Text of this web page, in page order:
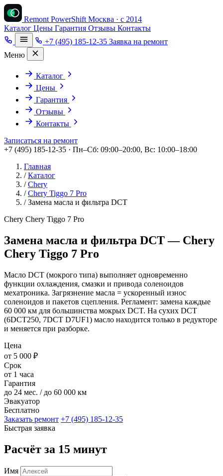
Remont PowerShift Москва · с 2014
Каталог Цены Гарантия Отзывы Контакты
+7 (495) 185-12-35 Заявка на ремонт
Меню
Каталог
Цены
Гарантия
Отзывы
Контакты
Записаться на ремонт
+7 (495) 185-12-35 · Пн–Сб: 09:00–20:00, Вс: 10:00–18:00
Главная
/ Каталог
/ Chery
/ Chery Tiggo 7 Pro
/ Замена масла и фильтра DCT
Chery Chery Tiggo 7 Pro
Замена масла и фильтра DCT — Chery
Chery Tiggo 7 Pro
Масло DCT (мокрого типа) выполняет одновременно
функции охлаждения, смазки и привода соленоидов
мехатроника. Загрязнение масла = ускоренный износ
соленоидов и пакетов сцепления. Регламент: замена каждые
60 000 км для большинства мокрых DCT. На сухих DCT
(6DCT250, 7DCT D7UF1) масло находится только в редукторе
и меняется при разборке.
Цена
от 5 000 ₽
Срок
от 1 часа
Гарантия
до 24 мес. / до 60 000 км
Эвакуатор
Бесплатно
Заказать ремонт +7 (495) 185-12-35
Быстрая заявка
Расчёт за 15 минут
Имя